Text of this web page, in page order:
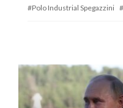
Polo Industrial Spegazzini